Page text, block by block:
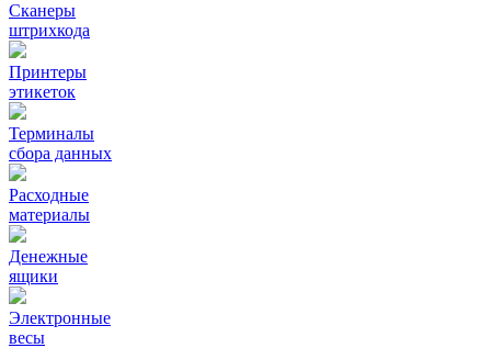
Сканеры
штрихкода
Принтеры
этикеток
Терминалы
сбора данных
Расходные
материалы
Денежные
ящики
Электронные
весы